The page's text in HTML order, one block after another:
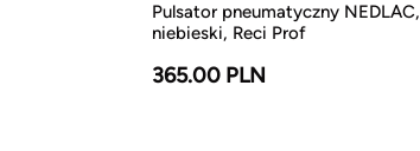
Pulsator pneumatyczny NEDLAC,
niebieski, Reci Prof
365.00 PLN